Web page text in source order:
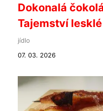
Dokonalá
Tajemství
jídlo
07. 03. 2026